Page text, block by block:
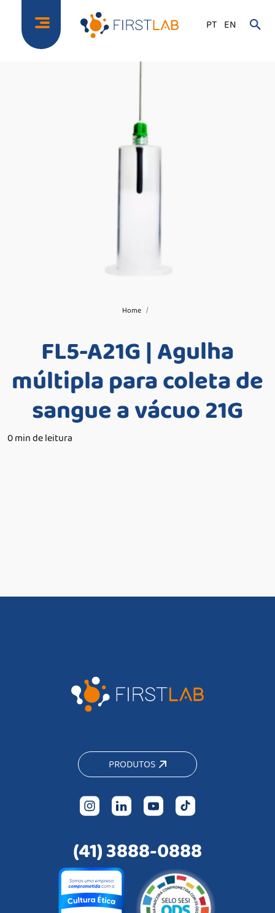
PT EN
Home
FL5-A21G | Agulha
múltipla para coleta de
sangue a vácuo 21G
0 min de leitura
PRODUTOS
(41) 3888-0888